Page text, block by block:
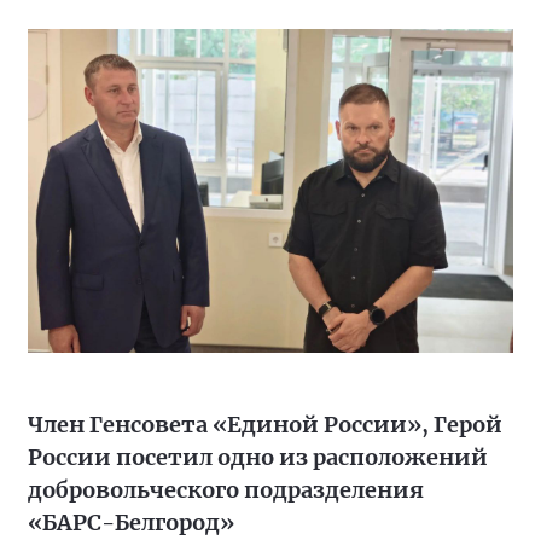
Член Генсовета «Единой России», Герой
России посетил одно из расположений
добровольческого подразделения
«БАРС-Белгород»